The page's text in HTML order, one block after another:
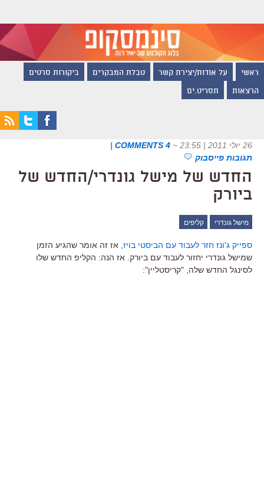
ראשי על אודות/יצירת קשר טבלת המבקרים ביקורות סרטים
הרצאות תסריט.ים
26 יולי 2011 | 23:55 ~
4 COMMENTS
|
תגובות פייסבוק
החדש של מישל גונדרי/החדש של
ביורק
מישל גונדרי קליפים
ספייק ג'ונז חזר לעבוד עם הביסטי בויז , אז זה אומר שהגיע הזמן
שמישל גונדרי יחזור לעבוד עם ביורק. אז הנה: הקליפ החדש שלו
לסינגל החדש שלה, "קריסטליין":